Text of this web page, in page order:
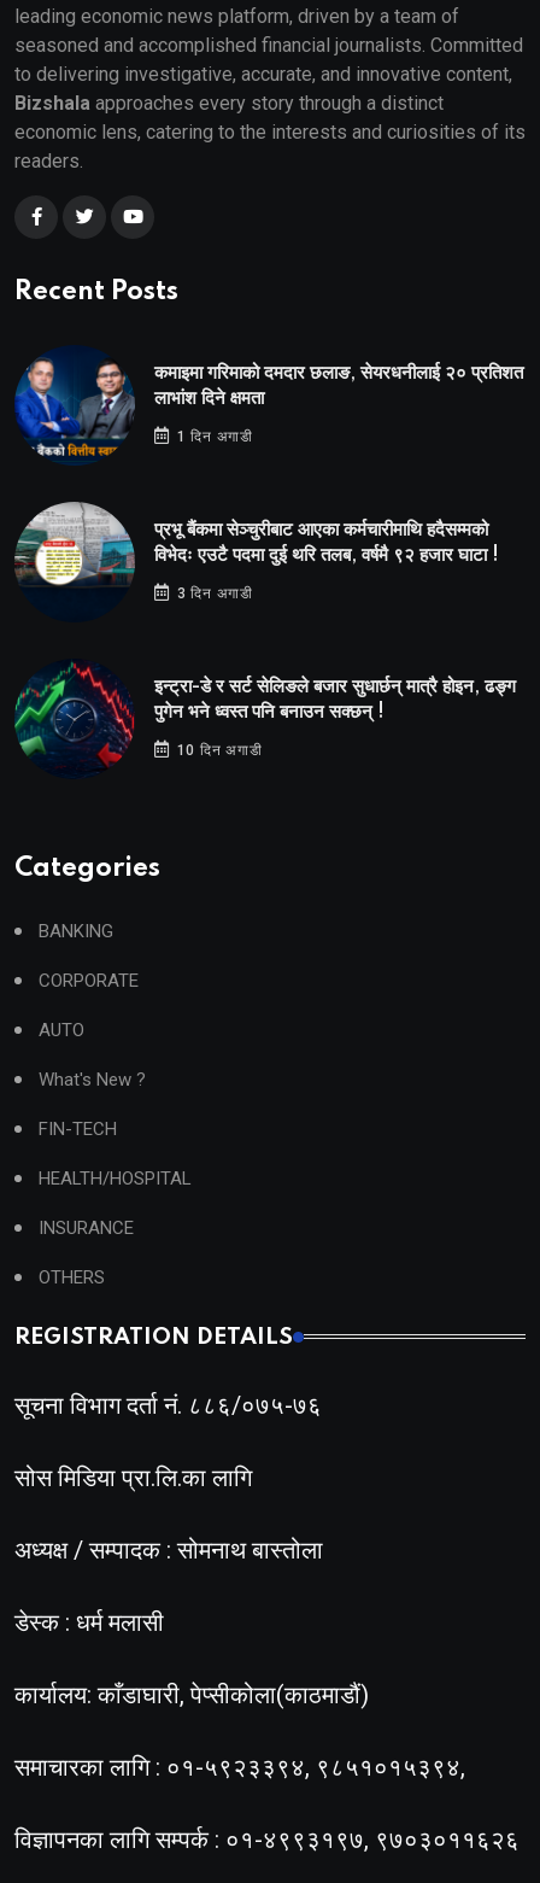
leading economic news platform, driven by a team of
seasoned and accomplished financial journalists. Committed
to delivering investigative, accurate, and innovative content,
Bizshala approaches every story through a distinct
economic lens, catering to the interests and curiosities of its
readers.
Recent Posts
कमाइमा गरिमाको दमदार छलाङ, सेयरधनीलाई २० प्रतिशत
लाभांश दिने क्षमता
1 दिन अगाडी
प्रभू बैंकमा सेञ्चुरीबाट आएका कर्मचारीमाथि हदैसम्मको
विभेदः एउटै पदमा दुई थरि तलब, वर्षमै ९२ हजार घाटा !
3 दिन अगाडी
इन्ट्रा-डे र सर्ट सेलिङले बजार सुधार्छन् मात्रै होइन, ढङ्ग
पुगेन भने ध्वस्त पनि बनाउन सक्छन् !
10 दिन अगाडी
Categories
BANKING
CORPORATE
AUTO
What's New ?
FIN-TECH
HEALTH/HOSPITAL
INSURANCE
OTHERS
REGISTRATION DETAILS
सूचना विभाग दर्ता नं. ८८६/०७५-७६
सोस मिडिया प्रा.लि.का लागि
अध्यक्ष / सम्पादक : सोमनाथ बास्तोला
डेस्क : धर्म मलासी
कार्यालय: काँडाघारी, पेप्सीकोला(काठमाडौं)
समाचारका लागि : ०१-५९२३३९४, ९८५१०१५३९४,
विज्ञापनका लागि सम्पर्क : ०१-४९९३१९७, ९७०३०११६२६